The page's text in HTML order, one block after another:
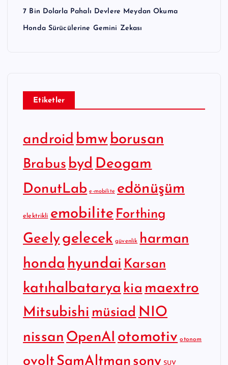
7 Bin Dolarla Pahalı Devlere Meydan Okuma
Honda Sürücülerine Gemini Zekası
Etiketler
android bmw borusan
Brabus byd Deogam
DonutLab e-mobilite edönüşüm
elektrikli emobilite Forthing
Geelygelecek güvenlik harman
honda hyundai Karsan
katıhalbatarya kia maextro
Mitsubishi müsiad NIO
nissan OpenAI otomotiv otonom
ovoltSamAltman sony SUV